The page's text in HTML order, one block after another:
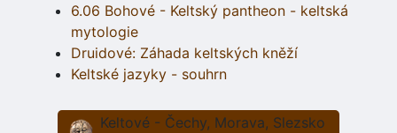
6.06 Bohové - Keltský pantheon - keltská
mytologie
Druidové: Záhada keltských kněží
Keltské jazyky - souhrn
Keltové - Čechy, Morava, Slezsko